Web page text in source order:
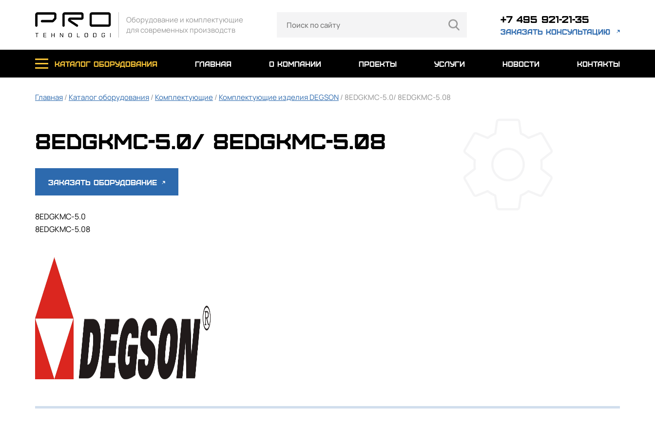
Оборудование и комплектующие
для современных производств
+7 495 921-21-35
заказать консультацию
каталог оборудования главная о компании проекты услуги новости контакты
Главная/ Каталог оборудования/ Комплектующие/ Комплектующие изделия DEGSON/ 8EDGKMC-5.0/ 8EDGKMC-5.08
8EDGKMC-5.0/ 8EDGKMC-5.08
Заказать оборудование
8EDGKMC-5.0
8EDGKMC-5.08